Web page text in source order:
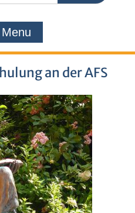
Menu
an der AFS